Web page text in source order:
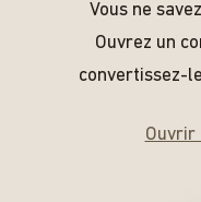
Vous ne
Ouvrez un
convertissez-
Ouvrir